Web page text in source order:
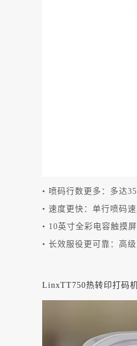
• 喷码行数更多：多达
• 速度更快：单行喷码
• 10英寸全彩电容触摸
• 长效服役更可靠：高
LinxTT750热转印打码